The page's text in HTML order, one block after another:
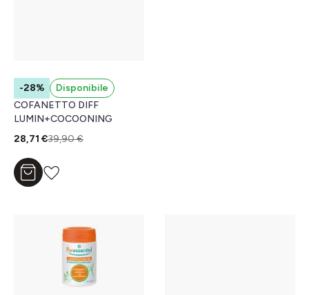
-28%
Disponibile
COFANETTO DIFF
LUMIN+COCOONING
28,71 €39,90 €
Aggiungi al carrello